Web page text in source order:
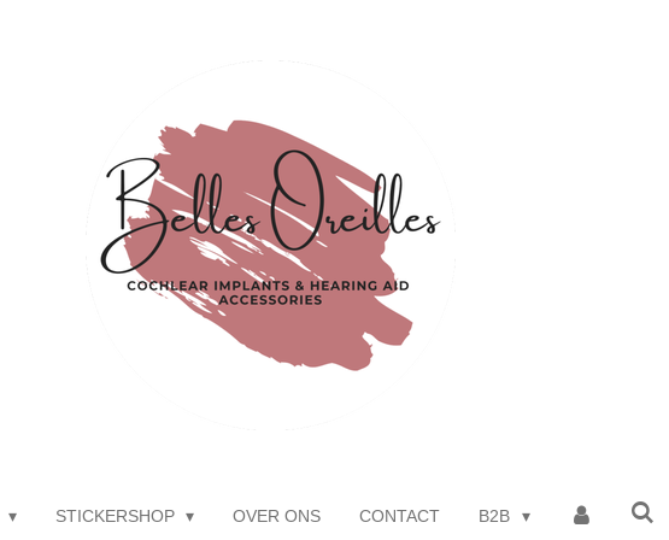
STICKERSHOP OVER ONS CONTACT B2B